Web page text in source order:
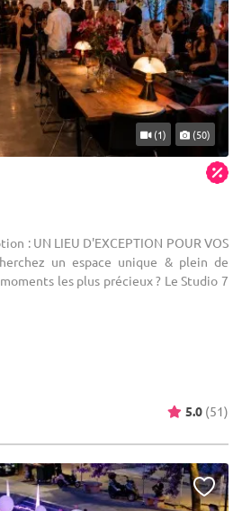
(1) (50)
: UN LIEU D'EXCEPTION POUR VOS
un espace unique & plein de
les plus précieux ? Le Studio 7
5.0 (51)